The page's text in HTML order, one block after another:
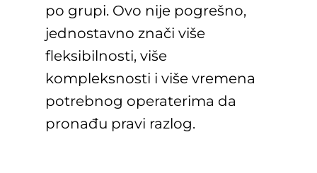
po grupi. Ovo nije pogrešno,
jednostavno znači više
fleksibilnosti, više
kompleksnosti i više vremena
potrebnog operaterima da
pronađu pravi razlog.